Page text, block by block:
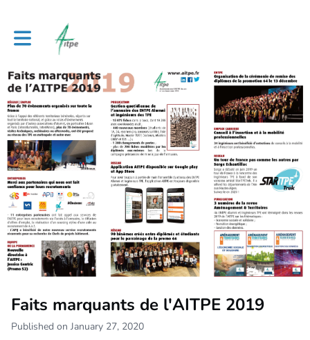
Toggle main navigation
Faits marquants de l'AITPE 2019
Published on January 27, 2020